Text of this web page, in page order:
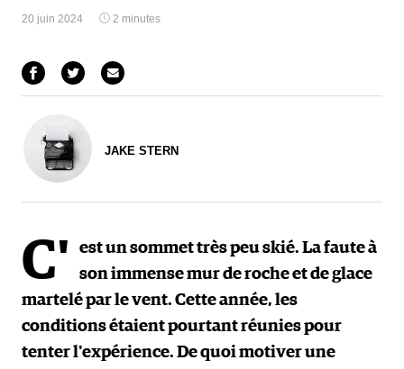
20 juin 2024 2 minutes
JAKE STERN
C'
est un sommet très peu skié. La faute à
son immense mur de roche et de glace
martelé par le vent. Cette année, les
conditions étaient pourtant réunies pour
tenter l'expérience. De quoi motiver une